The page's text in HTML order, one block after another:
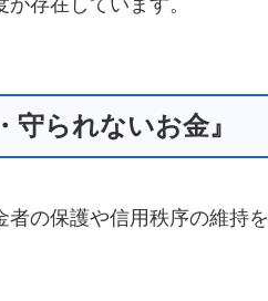
存在しています。
られないお金』
者の保護や信用秩序の維持